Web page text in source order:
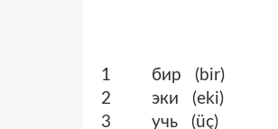
1 бир (bir)
2 эки (eki)
3 учь (üç)